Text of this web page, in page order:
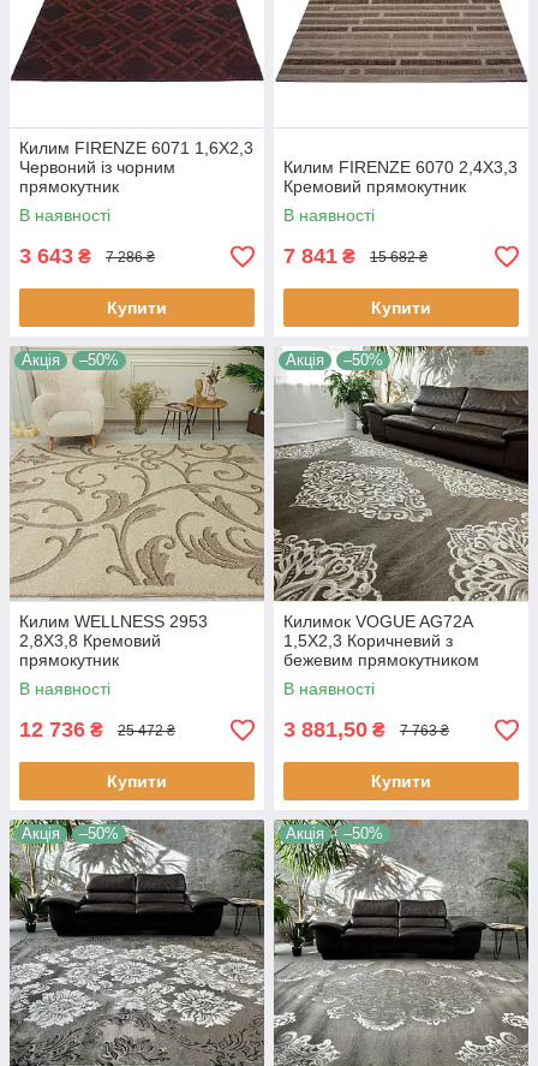
Килим FIRENZE 6071 1,6Х2,3
Червоний із чорним
прямокутник
В наявності
3 643 ₴ 7 286 ₴
Купити
Килим FIRENZE 6070 2,4Х3,3
Кремовий прямокутник
В наявності
7 841 ₴ 15 682 ₴
Купити
Акція –50%
Килим WELLNESS 2953
2,8Х3,8 Кремовий
прямокутник
В наявності
12 736 ₴ 25 472 ₴
Купити
Акція –50%
Килимок VOGUE AG72A
1,5Х2,3 Коричневий з
бежевим прямокутником
В наявності
3 881,50 ₴ 7 763 ₴
Купити
Акція –50% Акція –50%